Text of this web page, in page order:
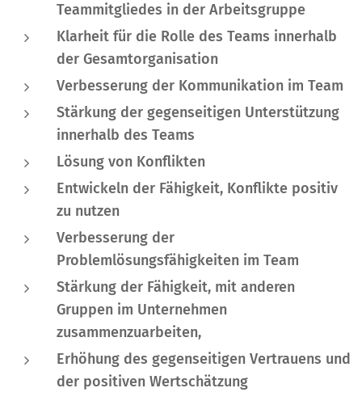
Teammitgliedes in der Arbeitsgruppe
Klarheit für die Rolle des Teams innerhalb
der Gesamtorganisation
Verbesserung der Kommunikation im Team
Stärkung der gegenseitigen Unterstützung
innerhalb des Teams
Lösung von Konflikten
Entwickeln der Fähigkeit, Konflikte positiv
zu nutzen
Verbesserung der
Problemlösungsfähigkeiten im Team
Stärkung der Fähigkeit, mit anderen
Gruppen im Unternehmen
zusammenzuarbeiten,
Erhöhung des gegenseitigen Vertrauens und
der positiven Wertschätzung